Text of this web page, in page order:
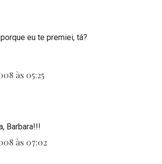
eu te premiei, tá?
às 05:25
Barbara!!!
às 07:02